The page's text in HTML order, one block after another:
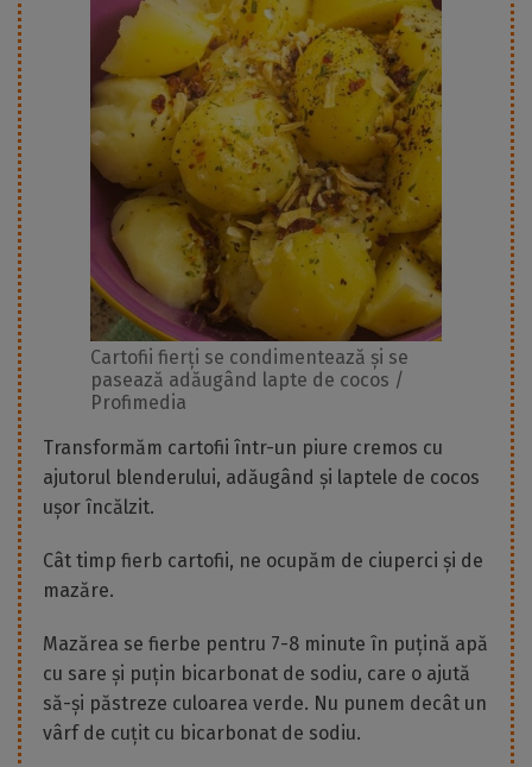
Cartofii fierți se condimentează și se
pasează adăugând lapte de cocos /
Profimedia
Transformăm cartofii într-un piure cremos cu
ajutorul blenderului, adăugând și laptele de cocos
ușor încălzit.
Cât timp fierb cartofii, ne ocupăm de ciuperci și de
mazăre.
Mazărea se fierbe pentru 7-8 minute în puțină apă
cu sare și puțin bicarbonat de sodiu, care o ajută
să-și păstreze culoarea verde. Nu punem decât un
vârf de cuțit cu bicarbonat de sodiu.